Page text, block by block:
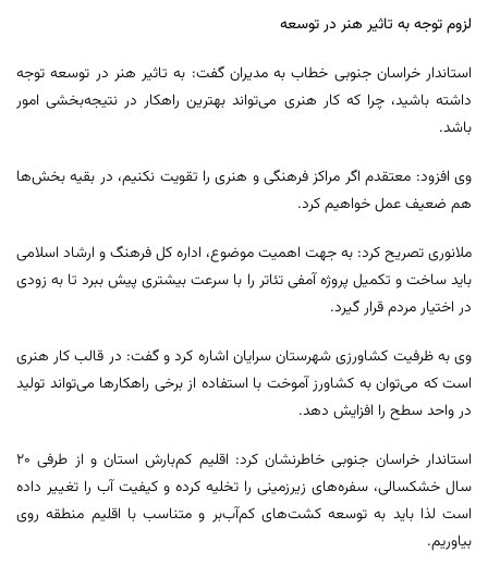
لزوم توجه به تاثیر هنر در توسعه
استاندار خراسان جنوبی خطاب به مدیران گفت: به تاثیر هنر در توسعه توجه
داشته باشید، چرا که کار هنری می‌تواند بهترین راهکار در نتیجه‌بخشی امور
باشد.
وی افزود: معتقدم اگر مراکز فرهنگی و هنری را تقویت نکنیم، در بقیه بخش‌ها
هم ضعیف عمل خواهیم کرد.
ملانوری تصریح کرد: به جهت اهمیت موضوع، اداره کل فرهنگ و ارشاد اسلامی
باید ساخت و تکمیل پروژه آمفی تئاتر را با سرعت بیشتری پیش ببرد تا به زودی
در اختیار مردم قرار گیرد.
وی به ظرفیت کشاورزی شهرستان سرایان اشاره کرد و گفت: در قالب کار هنری
است که می‌توان به کشاورز آموخت با استفاده از برخی راهکارها می‌تواند تولید
در واحد سطح را افزایش دهد.
استاندار خراسان جنوبی خاطرنشان کرد: اقلیم کم‌بارش استان و از طرفی ۲۰
سال خشکسالی، سفره‌های زیرزمینی را تخلیه کرده و کیفیت آب را تغییر داده
است لذا باید به توسعه کشت‌های کم‌آب‌بر و متناسب با اقلیم منطقه روی
بیاوریم.